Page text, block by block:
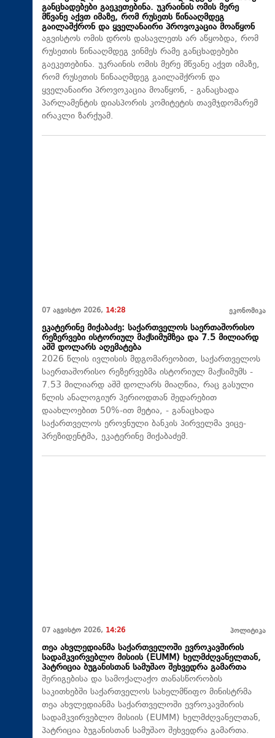
განცხადებები გაეკეთებინა. უკრაინის ომის მერე
მწვანე აქვთ იმაზე, რომ რუსეთს წინააღმდეგ
გაილაშქრონ და ყველანაირი პროვოკაცია მოაწყონ
აგვისტოს ომის დროს დასავლეთს არ აწყობდა, რომ
რუსეთის წინააღმდეგ ვინმეს რამე განცხადებები
გაეკეთებინა. უკრაინის ომის მერე მწვანე აქვთ იმაზე,
რომ რუსეთის წინააღმდეგ გაილაშქრონ და
ყველანაირი პროვოკაცია მოაწყონ, - განაცხადა
პარლამენტის დიასპორის კომიტეტის თავმჯდომარემ
ირაკლი ზარქუამ.
07 აგვისტო 2026, 14:28 ეკონომიკა
ეკატერინე მიქაბაძე: საქართველოს საერთაშორისო
რეზერვები ისტორიულ მაქსიმუმზეა და 7.5 მილიარდ
აშშ დოლარს აღემატება
2026 წლის ივლისის მდგომარეობით, საქართველოს
საერთაშორისო რეზერვებმა ისტორიულ მაქსიმუმს -
7.53 მილიარდ აშშ დოლარს მიაღწია, რაც გასული
წლის ანალოგიურ პერიოდთან შედარებით
დაახლოებით 50%-ით მეტია, - განაცხადა
საქართველოს ეროვნული ბანკის პირველმა ვიცე-
პრეზიდენტმა, ეკატერინე მიქაბაძემ.
07 აგვისტო 2026, 14:26 პოლიტიკა
თეა ახვლედიანმა საქართველოში ევროკავშირის
სადამკვირვებლო მისიის (EUMM) ხელმძღვანელთან,
პატრიცია ბუგანისთან სამუშაო შეხვედრა გამართა
შერიგებისა და სამოქალაქო თანასწორობის
საკითხებში საქართველოს სახელმწიფო მინისტრმა
თეა ახვლედიანმა საქართველოში ევროკავშირის
სადამკვირვებლო მისიის (EUMM) ხელმძღვანელთან,
პატრიცია ბუგანისთან სამუშაო შეხვედრა გამართა.